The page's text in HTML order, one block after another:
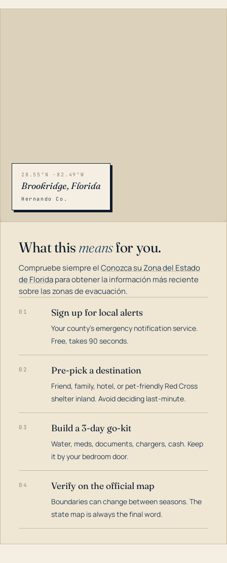
28.55°N -82.49°W
Brookridge, Florida
Hernando Co.
What this meansfor you.
Compruebe siempre elConozca su Zona del Estado
de Floridapara obtener la información más reciente
sobre las zonas de evacuación.
01 Sign up for local alerts
Your county's emergency notification service.
Free, takes 90 seconds.
02 Pre-pick a destination
Friend, family, hotel, or pet-friendly Red Cross
shelter inland. Avoid deciding last-minute.
03 Build a 3-day go-kit
Water, meds, documents, chargers, cash. Keep
it by your bedroom door.
04 Verify on the official map
Boundaries can change between seasons. The
state map is always the final word.